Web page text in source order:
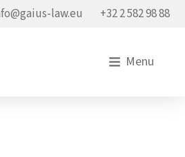
+32 2 582 98 88
law.eu
Menu